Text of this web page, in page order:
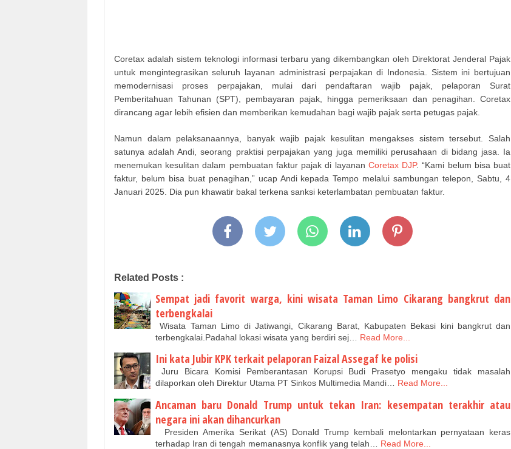
Coretax adalah sistem teknologi informasi terbaru yang dikembangkan oleh Direktorat Jenderal Pajak
untuk mengintegrasikan seluruh layanan administrasi perpajakan di Indonesia. Sistem ini bertujuan
memodernisasi proses perpajakan, mulai dari pendaftaran wajib pajak, pelaporan Surat
Pemberitahuan Tahunan (SPT), pembayaran pajak, hingga pemeriksaan dan penagihan. Coretax
dirancang agar lebih efisien dan memberikan kemudahan bagi wajib pajak serta petugas pajak.
Namun dalam pelaksanaannya, banyak wajib pajak kesulitan mengakses sistem tersebut. Salah
satunya adalah Andi, seorang praktisi perpajakan yang juga memiliki perusahaan di bidang jasa. Ia
menemukan kesulitan dalam pembuatan faktur pajak di layanan Coretax DJP. “Kami belum bisa buat
faktur, belum bisa buat penagihan,” ucap Andi kepada Tempo melalui sambungan telepon, Sabtu, 4
Januari 2025. Dia pun khawatir bakal terkena sanksi keterlambatan pembuatan faktur.
Related Posts :
Sempat jadi favorit warga, kini wisata Taman Limo Cikarang bangkrut dan
terbengkalai
Wisata Taman Limo di Jatiwangi, Cikarang Barat, Kabupaten Bekasi kini bangkrut dan
terbengkalai.Padahal lokasi wisata yang berdiri sej…
Read More...
Ini kata Jubir KPK terkait pelaporan Faizal Assegaf ke polisi
Juru Bicara Komisi Pemberantasan Korupsi Budi Prasetyo mengaku tidak masalah
dilaporkan oleh Direktur Utama PT Sinkos Multimedia Mandi…
Read More...
Ancaman baru Donald Trump untuk tekan Iran: kesempatan terakhir atau
negara ini akan dihancurkan
Presiden Amerika Serikat (AS) Donald Trump kembali melontarkan pernyataan keras
terhadap Iran di tengah memanasnya konflik yang telah…
Read More...